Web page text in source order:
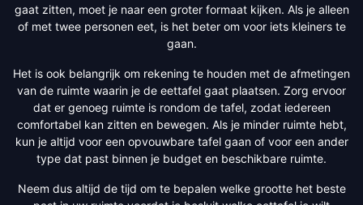
gaat zitten, moet je naar een groter formaat kijken. Als je alleen
of met twee personen eet, is het beter om voor iets kleiners te
gaan.
Het is ook belangrijk om rekening te houden met de afmetingen
van de ruimte waarin je de eettafel gaat plaatsen. Zorg ervoor
dat er genoeg ruimte is rondom de tafel, zodat iedereen
comfortabel kan zitten en bewegen. Als je minder ruimte hebt,
kun je altijd voor een opvouwbare tafel gaan of voor een ander
type dat past binnen je budget en beschikbare ruimte.
Neem dus altijd de tijd om te bepalen welke grootte het beste